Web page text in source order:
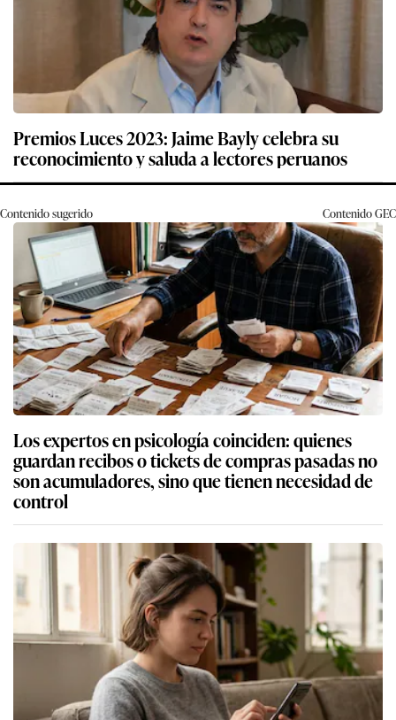
Premios Luces 2023: Jaime Bayly celebra su
reconocimiento y saluda a lectores peruanos
Contenido sugerido ContenidoGEC
Los expertos en psicología coinciden: quienes
guardan recibos o tickets de compras pasadas no
son acumuladores, sino que tienen necesidad de
control